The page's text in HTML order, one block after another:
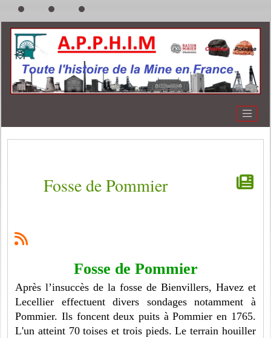
Fosse de Pommier
Fosse de Pommier
Après l’insuccès de la fosse de Bienvillers, Havez et
Lecellier effectuent divers sondages notamment à
Pommier. Ils foncent deux puits à Pommier en 1765.
L'un atteint 70 toises et trois pieds. Le terrain houiller